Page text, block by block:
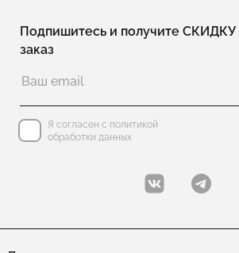
Подпишитесь и получите СКИДКУ
заказ
Я согласен с политикой
обработки данных